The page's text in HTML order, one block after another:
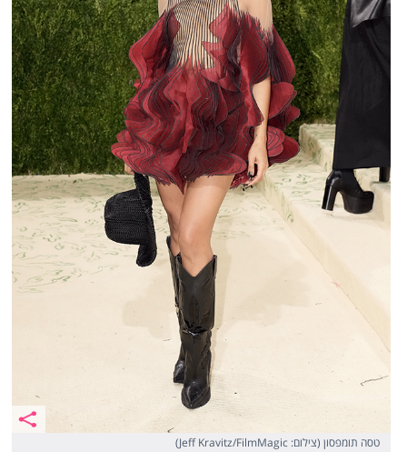
טסה תומפסון (צילום: Jeff Kravitz/FilmMagic)